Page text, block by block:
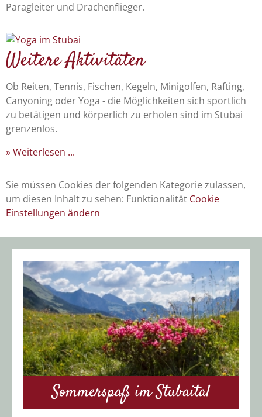
Paragleiter und Drachenflieger.
Weitere Aktivitäten
Ob Reiten, Tennis, Fischen, Kegeln, Minigolfen, Rafting,
Canyoning oder Yoga - die Möglichkeiten sich sportlich
zu betätigen und körperlich zu erholen sind im Stubai
grenzenlos.
Weiterlesen ...
Sie müssen Cookies der folgenden Kategorie zulassen,
um diesen Inhalt zu sehen: Funktionalität Cookie
Einstellungen ändern
Sommerspaß im Stubaital